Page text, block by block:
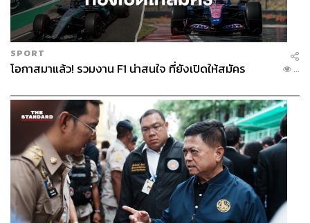
SPORT
โอกาสมาแล้ว! รวมงาน F1 น่าสนใจ ที่ยังเปิดให้สมัคร ...